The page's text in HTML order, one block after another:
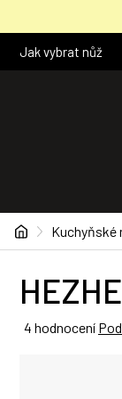
obsahJak vybrat nůž
DomůKuchyňské
Průměrné
4 hodnocení